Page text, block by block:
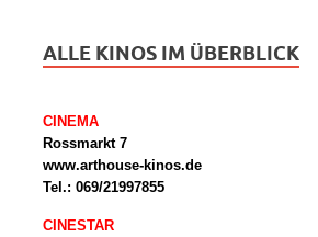
ALLE KINOS IM ÜBERBLICK
CINEMA
Rossmarkt 7
www.arthouse-kinos.de
Tel.: 069/21997855
CINESTAR